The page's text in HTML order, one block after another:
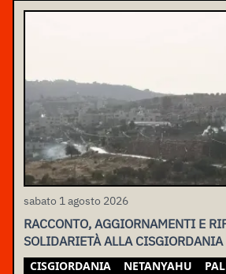
sabato 1 agosto 2026
RACCONTO, AGGIORNAMENTI E
SOLIDARIETÀ ALLA CISGIORDANIA
CISGIORDANIA NETANYAHU